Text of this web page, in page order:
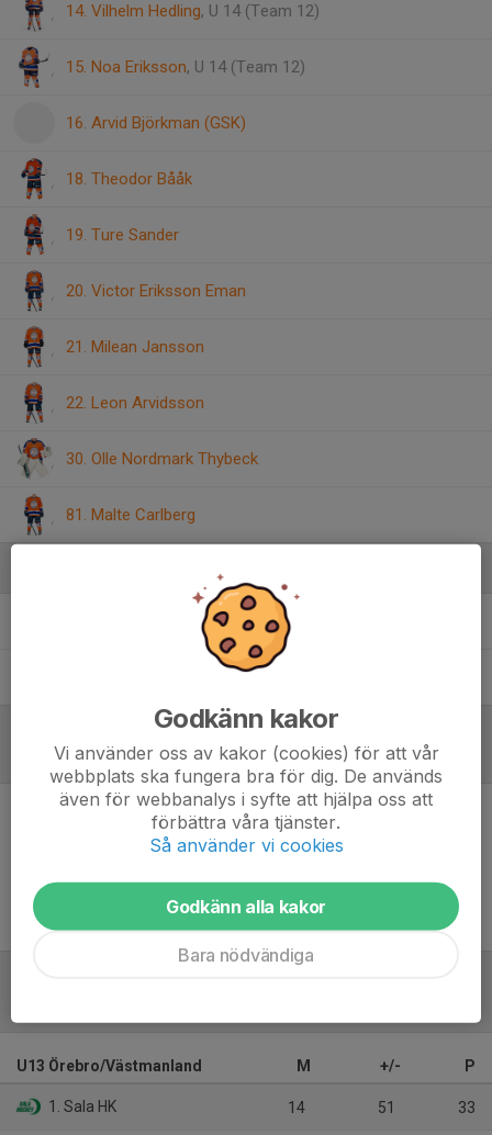
14. Vilhelm Hedling, U 14 (Team 12)
15. Noa Eriksson, U 14 (Team 12)
16. Arvid Björkman (GSK)
18. Theodor Bååk
19. Ture Sander
20. Victor Eriksson Eman
21. Milean Jansson
22. Leon Arvidsson
30. Olle Nordmark Thybeck
81. Malte Carlberg
Tränare
Huvudtränare
Referat
Inget referat skrivet
U13 Örebro/Västmanland M +/- P
1. Sala HK 14 51 33
Godkänn kakor
Vi använder oss av kakor (cookies) för att vår
webbplats ska fungera bra för dig. De används
även för webbanalys i syfte att hjälpa oss att
förbättra våra tjänster.
Så använder vi cookies
Godkänn alla kakor
Bara nödvändiga